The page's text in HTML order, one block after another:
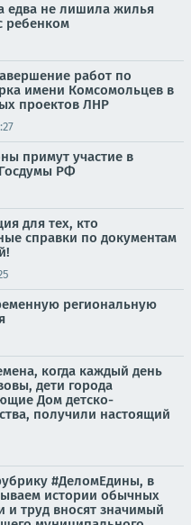
едва не лишила жилья
ребенком
работ по
имени Комсомольцев в
проектов ЛНР
примут участие в
РФ
для тех, кто
справки по документам
региональную
когда каждый день
дети города
Дом детско-
получили настоящий
#ДеломЕдины, в
истории обычных
и труд вносят значимый